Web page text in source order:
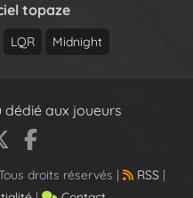
topaze
LQR Midnight
aux joueurs
droits réservés | RSS|